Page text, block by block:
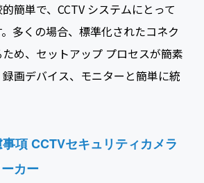
簡単で、CCTV システムにとって
多くの場合、標準化されたコネク
め、セットアップ プロセスが簡素
画デバイス、モニターと簡単に統
項CCTVセキュリティカメラ
カー